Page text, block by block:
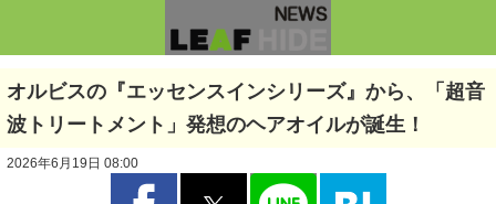
オルビスの『エッセンスインシリーズ』から、「超音
波トリートメント」発想のヘアオイルが誕生！
2026年6月19日 08:00